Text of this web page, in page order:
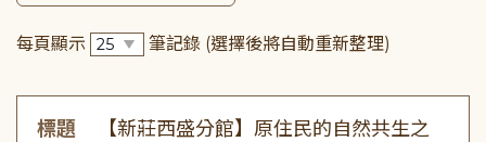
每頁顯示 筆記錄 (選擇後將自動重新整理)
標題
【新莊西盛分館】原住民的自然共生之